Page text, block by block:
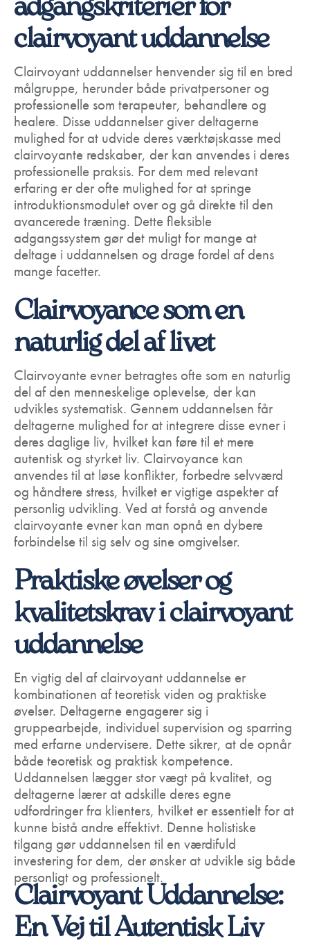
adgangskriterier for
clairvoyant uddannelse
Clairvoyant uddannelser henvender sig til en bred
målgruppe, herunder både privatpersoner og
professionelle som terapeuter, behandlere og
healere. Disse uddannelser giver deltagerne
mulighed for at udvide deres værktøjskasse med
clairvoyante redskaber, der kan anvendes i deres
professionelle praksis. For dem med relevant
erfaring er der ofte mulighed for at springe
introduktionsmodulet over og gå direkte til den
avancerede træning. Dette fleksible
adgangssystem gør det muligt for mange at
deltage i uddannelsen og drage fordel af dens
mange facetter.
Clairvoyance som en
naturlig del af livet
Clairvoyante evner betragtes ofte som en naturlig
del af den menneskelige oplevelse, der kan
udvikles systematisk. Gennem uddannelsen får
deltagerne mulighed for at integrere disse evner i
deres daglige liv, hvilket kan føre til et mere
autentisk og styrket liv. Clairvoyance kan
anvendes til at løse konflikter, forbedre selvværd
og håndtere stress, hvilket er vigtige aspekter af
personlig udvikling. Ved at forstå og anvende
clairvoyante evner kan man opnå en dybere
forbindelse til sig selv og sine omgivelser.
Praktiske øvelser og
kvalitetskrav i clairvoyant
uddannelse
En vigtig del af clairvoyant uddannelse er
kombinationen af teoretisk viden og praktiske
øvelser. Deltagerne engagerer sig i
gruppearbejde, individuel supervision og sparring
med erfarne undervisere. Dette sikrer, at de opnår
både teoretisk og praktisk kompetence.
Uddannelsen lægger stor vægt på kvalitet, og
deltagerne lærer at adskille deres egne
udfordringer fra klienters, hvilket er essentielt for at
kunne bistå andre effektivt. Denne holistiske
tilgang gør uddannelsen til en værdifuld
investering for dem, der ønsker at udvikle sig både
personligt og professionelt.
Clairvoyant Uddannelse:
En Vej til Autentisk Liv